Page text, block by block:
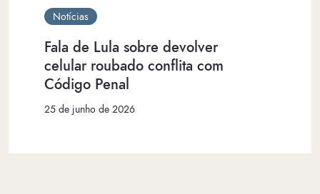
Notícias
Fala de Lula sobre devolver
celular roubado conflita com
Código Penal
25 de junho de 2026